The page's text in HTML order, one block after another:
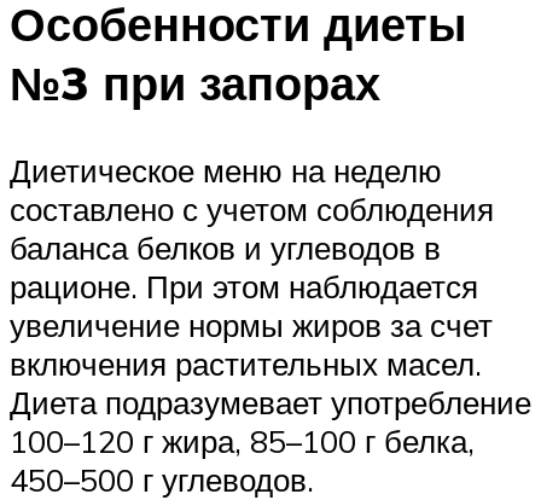
Особенности диеты
№3 при запорах
Диетическое меню на неделю
составлено с учетом соблюдения
баланса белков и углеводов в
рационе. При этом наблюдается
увеличение нормы жиров за счет
включения растительных масел.
Диета подразумевает употребление
100–120 г жира, 85–100 г белка,
450–500 г углеводов.